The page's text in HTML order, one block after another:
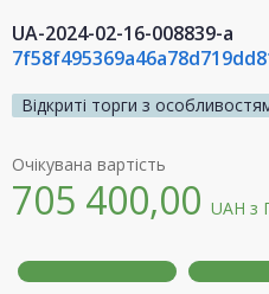
UA-2024-02-16-008839-a
Відкриті торги з
Очікувана вартість
705 400,00 UAH з